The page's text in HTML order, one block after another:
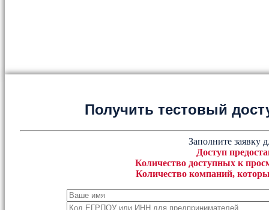
Получить тестовый
Заполните заявку
Доступ
Количество доступных к
Количество компаний,